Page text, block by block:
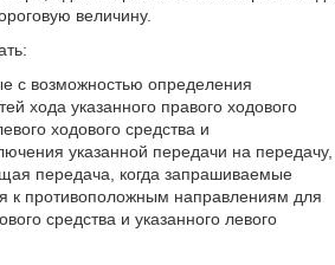
величину.
с возможностью определения
хода указанного правого ходового
ходового средства и
указанной передачи на передачу,
передача, когда запрашиваемые
к противоположным направлениям для
средства и указанного левого